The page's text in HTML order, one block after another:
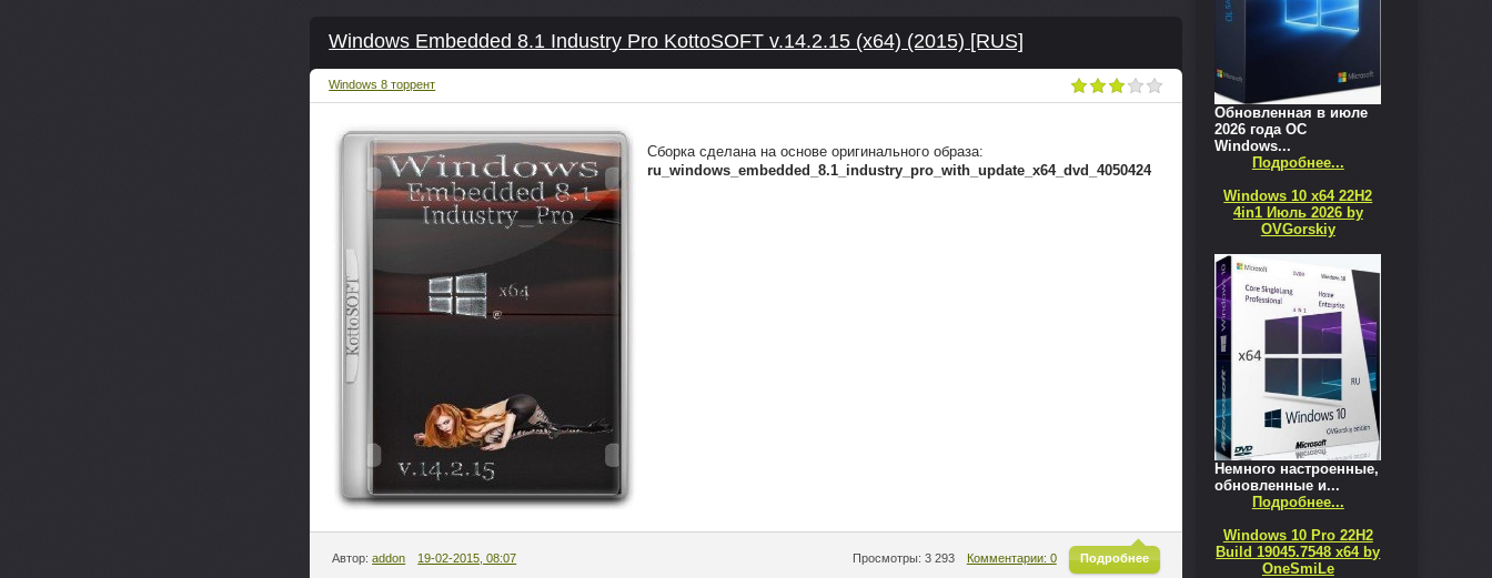
Windows Embedded 8.1 Industry Pro KottoSOFT v.14.2.15 (x64) (2015) [RUS]
Windows 8 торрент
Сборка сделана на основе оригинального образа:
ru_windows_embedded_8.1_industry_pro_with_update_x64_dvd_4050424
Подробнее
Комментарии: 0
Просмотры: 3 293
Автор:addon 19-02-2015, 08:07
Обновленная в июле
2026 года ОС
Windows...
Подробнее...
Windows 10 x64 22H2
4in1 Июль 2026 by
OVGorskiy
Немного настроенные,
обновленные и...
Подробнее...
Windows 10 Pro 22H2
Build 19045.7548 x64 by
OneSmiLe